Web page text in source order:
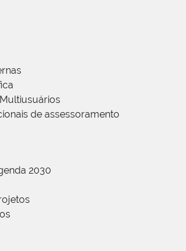
de assessoramento
2030